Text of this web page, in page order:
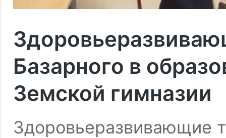
Базарного в
Земской гимназии
Здоровьеразвивающие